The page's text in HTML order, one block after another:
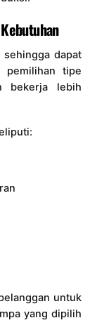
dapat
pemilihan tipe
bekerja lebih
untuk
yang dipilih